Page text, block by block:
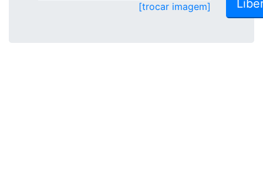
[trocar imagem]